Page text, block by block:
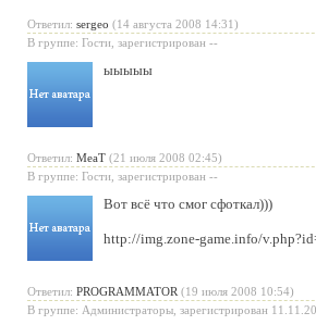
Ответил: sergeo (14 августа 2008 14:31)
В группе: Гости, зарегистрирован --
ыыыыы
Ответил: MeaT (21 июля 2008 02:45)
В группе: Гости, зарегистрирован --
Вот всё что смог сфоткал)))
http://img.zone-game.info/
Ответил: PROGRAMMATOR (19 июля 2008 10:54)
В группе: Администраторы, зарегистрирован